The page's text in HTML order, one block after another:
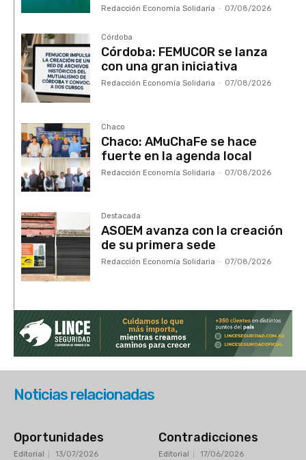
Redacción Economía Solidaria - 07/08/2026
Córdoba
Córdoba: FEMUCOR se lanza
con una gran iniciativa
Redacción Economía Solidaria - 07/08/2026
Chaco
Chaco: AMuChaFe se hace
fuerte en la agenda local
Redacción Economía Solidaria - 07/08/2026
Destacada
ASOEM avanza con la creación
de su primera sede
Redacción Economía Solidaria - 07/08/2026
Noticias relacionadas
Oportunidades
Editorial 13/07/2026
Contradicciones
Editorial 17/06/2026